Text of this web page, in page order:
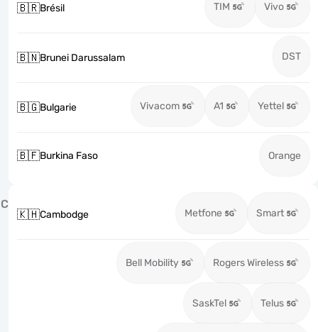
🇧🇷Brésil TIM Vivo
🇧🇳Brunei Darussalam DST
🇧🇬Bulgarie Vivacom A1 Yettel
🇧🇫Burkina Faso Orange
C
🇰🇭Cambodge Metfone Smart
Bell Mobility Rogers Wireless
SaskTel Telus